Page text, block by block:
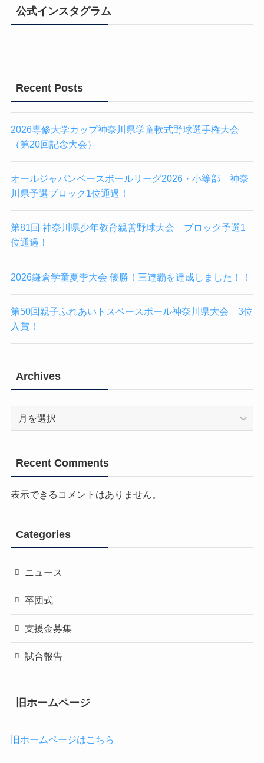
公式インスタグラム
Recent Posts
2026専修大学カップ神奈川県学童軟式野球選手権大会
（第20回記念大会）
オールジャパンベースボールリーグ2026・小等部 神奈
川県予選ブロック1位通過！
第81回 神奈川県少年教育親善野球大会 ブロック予選1
位通過！
2026鎌倉学童夏季大会 優勝！三連覇を達成しました！！
第50回親子ふれあいトスベースボール神奈川県大会 3位
入賞！
Archives
Archives
Recent Comments
表示できるコメントはありません。
Categories
ニュース
卒団式
支援金募集
試合報告
旧ホームページ
旧ホームページはこちら